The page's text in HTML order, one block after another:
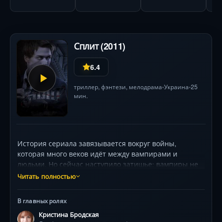
Сплит (2011)
6.4
триллер, фэнтези, мелодрама•Украина•25
мин.
История сериала завязывается вокруг войны,
которая много веков идёт между вампирами и
людьми. Но сейчас наступило затишье: вампиры не
пьют человеческую кровь, а питаются из источника
сплиты, дети людей и вампиров. Нынешний пророк
Ардек в поисках своей замены находит Лию.Лия
Читать полностью
В главных ролях
Кристина Бродская